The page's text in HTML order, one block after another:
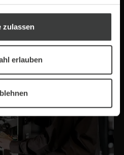
zulassen
erlauben